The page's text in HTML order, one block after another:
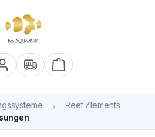
Warenkorb enthält 0
Reef Zlements